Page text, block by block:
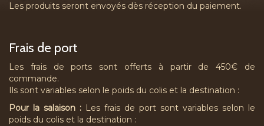
Les produits seront envoyés dès réception du paiement.
Frais de port
Les frais de ports sont offerts à partir de 450€ de
commande.
Ils sont variables selon le poids du colis et la destination :
Pour la salaison : Les frais de port sont variables selon le
poids du colis et la destination :